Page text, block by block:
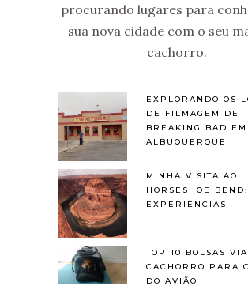
procurando lugares para
sua nova cidade com o seu
cachorro.
EXPLORANDO OS
DE FILMAGEM DE
BREAKING BAD EM
ALBUQUERQUE
MINHA VISITA AO
HORSESHOE
EXPERIÊNCIAS
TOP 10 BOLSAS
CACHORRO PARA
DO AVIÃO